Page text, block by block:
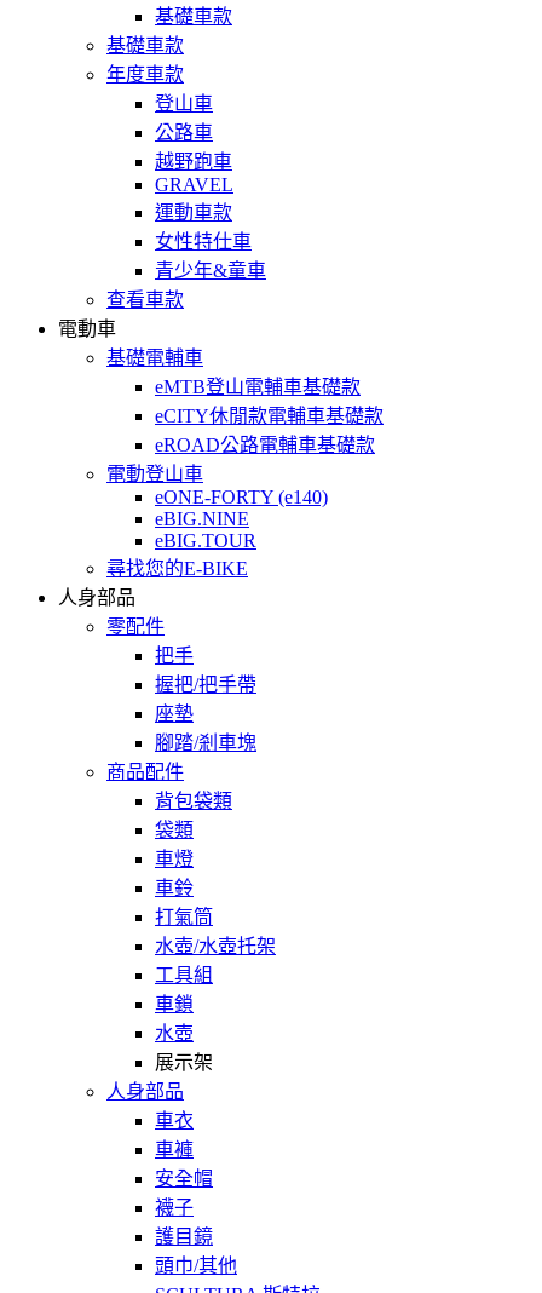
基礎車款
基礎車款
年度車款
登山車
公路車
越野跑車
GRAVEL
運動車款
女性特仕車
青少年&童車
查看車款
電動車
基礎電輔車
eMTB登山電輔車基礎款
eCITY休閒款電輔車基礎款
eROAD公路電輔車基礎款
電動登山車
eONE-FORTY (e140)
eBIG.NINE
eBIG.TOUR
尋找您的E-BIKE
人身部品
零配件
把手
握把/把手帶
座墊
腳踏/剎車塊
商品配件
背包袋類
袋類
車燈
車鈴
打氣筒
水壺/水壺托架
工具組
車鎖
水壺
展示架
人身部品
車衣
車褲
安全帽
襪子
護目鏡
頭巾/其他